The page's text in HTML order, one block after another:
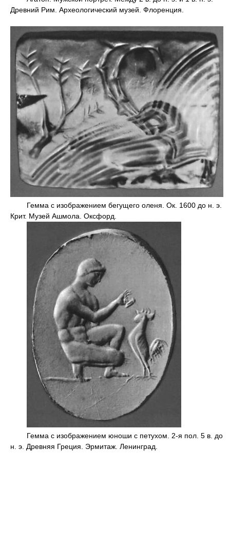
Древний Рим. Археологический музей. Флоренция.
Гемма с изображением бегущего оленя. Ок. 1600 до н. э.
Крит. Музей Ашмола. Оксфорд.
Гемма с изображением юноши с петухом. 2-я пол. 5 в. до
н. э. Древняя Греция. Эрмитаж. Ленинград.